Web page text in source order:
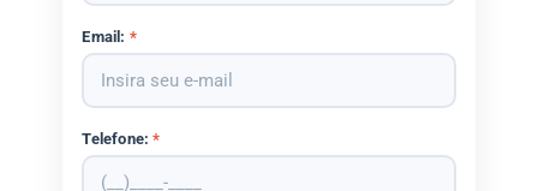
Email: *
Telefone:*